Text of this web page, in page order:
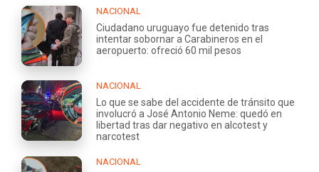
NACIONAL
Ciudadano uruguayo fue detenido tras
intentar sobornar a Carabineros en el
aeropuerto: ofreció 60 mil pesos
NACIONAL
Lo que se sabe del accidente de tránsito que
involucró a José Antonio Neme: quedó en
libertad tras dar negativo en alcotest y
narcotest
NACIONAL